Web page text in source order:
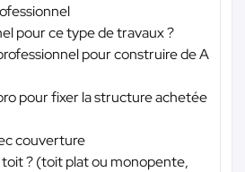
pour ce type de travaux ?
pour construire de A
pour fixer la structure achetée
couverture
? (toit plat ou monopente,